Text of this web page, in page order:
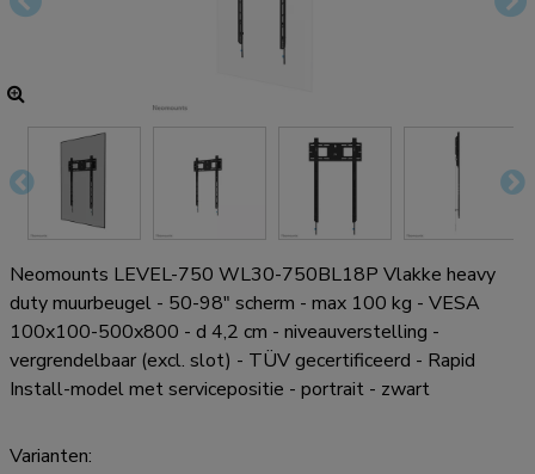
Neomounts LEVEL-750 WL30-750BL18P Vlakke heavy
duty muurbeugel - 50-98" scherm - max 100 kg - VESA
100x100-500x800 - d 4,2 cm - niveauverstelling -
vergrendelbaar (excl. slot) - TÜV gecertificeerd - Rapid
Install-model met servicepositie - portrait - zwart
Varianten: